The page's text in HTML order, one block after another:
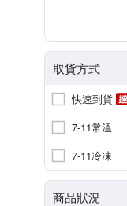
取貨方式
快速到貨
7-11常溫
7-11冷凍
商品狀況